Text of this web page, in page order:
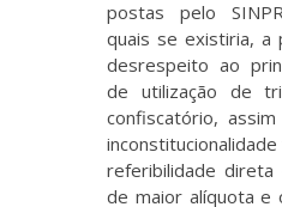
postas pelo
quais se existiria, a
desrespeito ao
de utilização de
confiscatório,
referibilidade direta
de maior alíquota e